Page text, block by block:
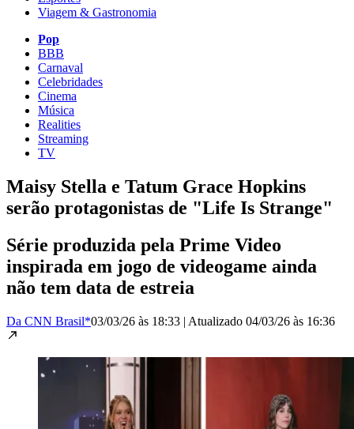
Viagem & Gastronomia
Pop
BBB
Carnaval
Celebridades
Cinema
Música
Realities
Streaming
TV
Maisy Stella e Tatum Grace Hopkins
serão protagonistas de "Life Is Strange"
Série produzida pela Prime Video
inspirada em jogo de videogame ainda
não tem data de estreia
Da CNN Brasil*03/03/26 às 18:33 | Atualizado 04/03/26 às 16:36